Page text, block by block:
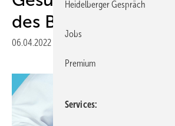
des Bundes
06.04.2022
Heidelberger Gespräch
Jobs
Premium
Services